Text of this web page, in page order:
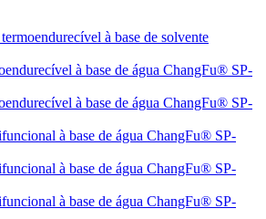
à base de solvente
à base de água ChangFu® SP-
à base de água ChangFu® SP-
à base de água ChangFu® SP-
à base de água ChangFu® SP-
à base de água ChangFu® SP-